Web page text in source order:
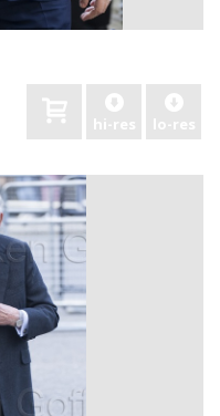
hi-res lo-res